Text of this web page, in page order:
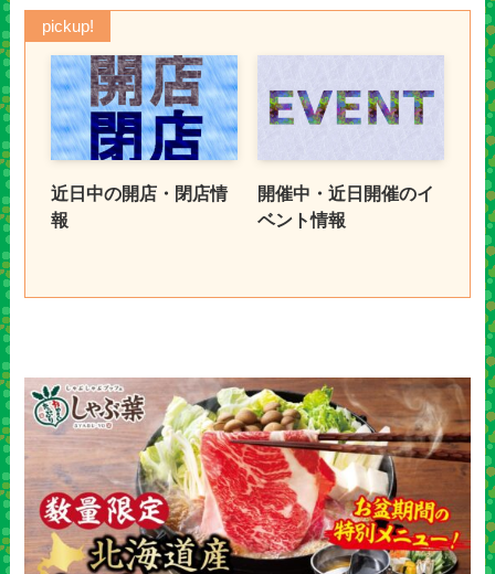
pickup!
近日中の開店・閉店情
報
開催中・近日開催のイ
ベント情報